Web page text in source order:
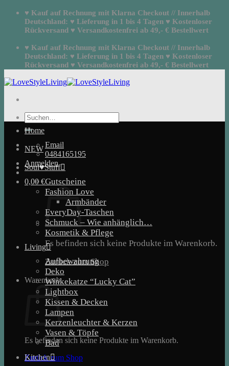
Zum
springen
♥ Kauf auf Rechnung mit Klarna Checkout // Innerhalb
Deutschland: ♥ Lieferung in 1 bis 4 Tagen ♥ Kostenloser
Rückversand ♥ Versandkostenfrei ab 49,- € Bestellwert
♥ Kauf auf Rechnung mit Klarna Checkout // Innerhalb
Deutschland: ♥ Lieferung in 1 bis 4 Tagen ♥ Kostenloser
Rückversand ♥ Versandkostenfrei ab 49,- € Bestellwert
Suchen
nach:
Email
0484165195
Anmelden
0,00€
Es befinden sich keine Produkte im Warenkorb.
Zurück zum Shop
Warenkorb
Es befinden sich keine Produkte im Warenkorb.
Zurück zum Shop
Home
NEW
Soul♥Stuff
Gutscheine
Fashion Love
Armbänder
EveryDay-Taschen
Schmuck – Wie anhänglich…
Kosmetik & Pflege
Living
Aufbewahrung
Deko
Winkekatze “Lucky Cat”
Lightbox
Kissen & Decken
Lampen
Kerzenleuchter & Kerzen
Vasen & Töpfe
Bad
Kitchen